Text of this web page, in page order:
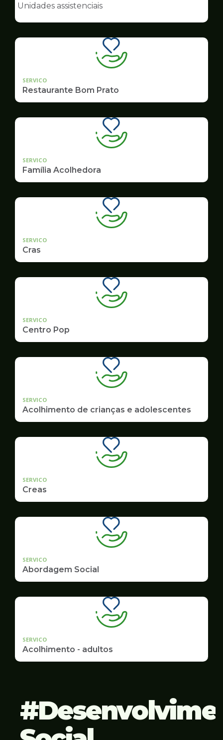
Assistência
Unidades assistenciais
SERVICO
Restaurante Bom Prato
SERVICO
Família Acolhedora
SERVICO
Cras
SERVICO
Centro Pop
SERVICO
Acolhimento de crianças e adolescentes
SERVICO
Creas
SERVICO
Abordagem Social
SERVICO
Acolhimento - adultos